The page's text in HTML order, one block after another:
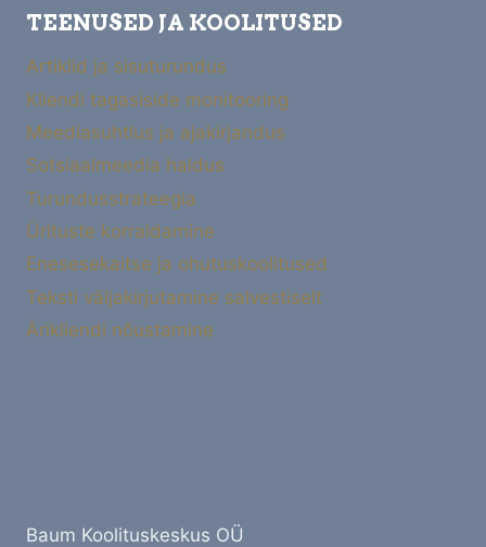
TEENUSED JA KOOLITUSED
Artiklid ja sisuturundus
Kliendi tagasiside monitooring
Meediasuhtlus ja ajakirjandus
Sotsiaalmeedia haldus
Turundusstrateegia
Ürituste korraldamine
Enesesekaitse ja ohutuskoolitused
Teksti väljakirjutamine salvestiselt
Ärikliendi nõustamine
Baum Koolituskeskus OÜ